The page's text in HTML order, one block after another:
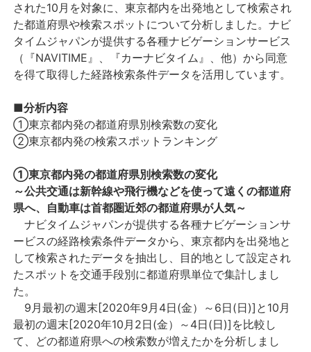
された10月を対象に、東京都内を出発地として検索され
た都道府県や検索スポットについて分析しました。ナビ
タイムジャパンが提供する各種ナビゲーションサービス
（『NAVITIME』、『カーナビタイム』、他）から同意
を得て取得した経路検索条件データを活用しています。
■分析内容
①東京都内発の都道府県別検索数の変化
②東京都内発の検索スポットランキング
①東京都内発の都道府県別検索数の変化
～公共交通は新幹線や飛行機などを使って遠くの都道府
県へ、自動車は首都圏近郊の都道府県が人気～
ナビタイムジャパンが提供する各種ナビゲーションサ
ービスの経路検索条件データから、東京都内を出発地と
して検索されたデータを抽出し、目的地として設定され
たスポットを交通手段別に都道府県単位で集計しまし
た。
9月最初の週末[2020年9月4日(金）～6日(日)]と10月
最初の週末[2020年10月2日(金）～4日(日)]を比較し
て、どの都道府県への検索数が増えたかを分析しまし